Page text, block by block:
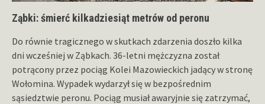
Ząbki: śmierć kilkadziesiąt metrów od peronu
Do równie tragicznego w skutkach zdarzenia doszło kilka
dni wcześniej w Ząbkach. 36-letni mężczyzna został
potrącony przez pociąg Kolei Mazowieckich jadący w stronę
Wołomina. Wypadek wydarzył się w bezpośrednim
sąsiedztwie peronu. Pociąg musiał awaryjnie się zatrzymać,